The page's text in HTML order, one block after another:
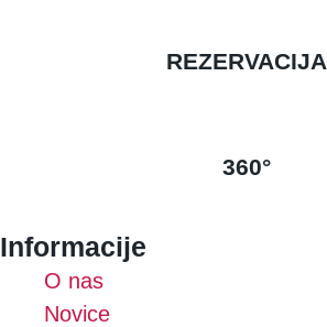
REZERVACIJA
360°
Informacije
O nas
Novice